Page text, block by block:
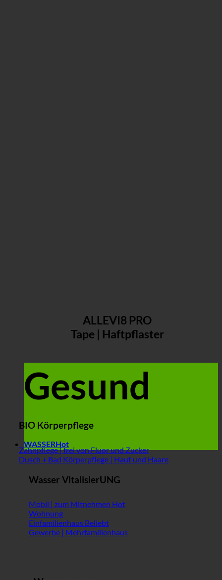
ALLEVI8 PRO
Tape | Haftpflaster
Gesund
BIO Körperpflege
Zahnpflege | frei von Fluor und Zucker
Dusch + Bad Körperpflege | Haut und Haare
WASSER
Wasser VitalisierUNG
Mobil | zum Mitnehmen
Wohnung
Einfamilienhaus
Gewerbe | Mehrfamilienhaus